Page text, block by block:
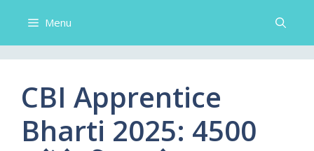
Menu
CBI Apprentice
Bharti 2025: 4500